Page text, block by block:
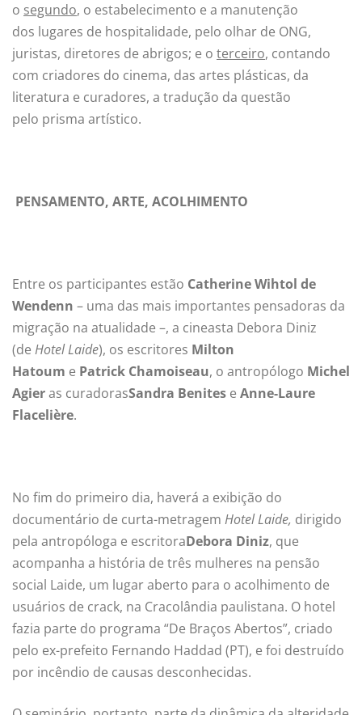
o segundo, o estabelecimento e a manutenção
dos lugares de hospitalidade, pelo olhar de ONG,
juristas, diretores de abrigos; e o terceiro, contando
com criadores do cinema, das artes plásticas, da
literatura e curadores, a tradução da questão
pelo prisma artístico.
PENSAMENTO, ARTE, ACOLHIMENTO
Entre os participantes estão Catherine Wihtol de
Wendenn – uma das mais importantes pensadoras da
migração na atualidade –, a cineasta Debora Diniz
(de Hotel Laide), os escritores Milton
Hatoum e Patrick Chamoiseau, o antropólogo Michel
Agieras curadorasSandra Benites e Anne-Laure
Flacelière.
No fim do primeiro dia, haverá a exibição do
documentário de curta-metragem Hotel Laide, dirigido
pela antropóloga e escritoraDebora Diniz, que
acompanha a história de três mulheres na pensão
social Laide, um lugar aberto para o acolhimento de
usuários de crack, na Cracolândia paulistana. O hotel
fazia parte do programa “De Braços Abertos”, criado
pelo ex-prefeito Fernando Haddad (PT), e foi destruído
por incêndio de causas desconhecidas.